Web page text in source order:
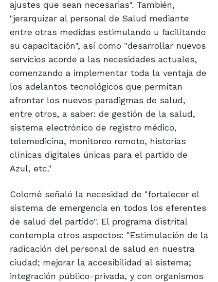
ajustes que sean necesarias". También,
"jerarquizar al personal de Salud mediante
entre otras medidas estimulando u facilitando
su capacitación", así como "desarrollar nuevos
servicios acorde a las necesidades actuales,
comenzando a implementar toda la ventaja de
los adelantos tecnológicos que permitan
afrontar los nuevos paradigmas de salud,
entre otros, a saber: de gestión de la salud,
sistema electrónico de registro médico,
telemedicina, monitoreo remoto, historias
clínicas digitales únicas para el partido de
Azul, etc."
Colomé señaló la necesidad de "fortalecer el
sistema de emergencia en todos los eferentes
de salud del partido". El programa distrital
contempla otros aspectos: "Estimulación de la
radicación del personal de salud en nuestra
ciudad; mejorar la accesibilidad al sistema;
integración público-privada, y con organismos